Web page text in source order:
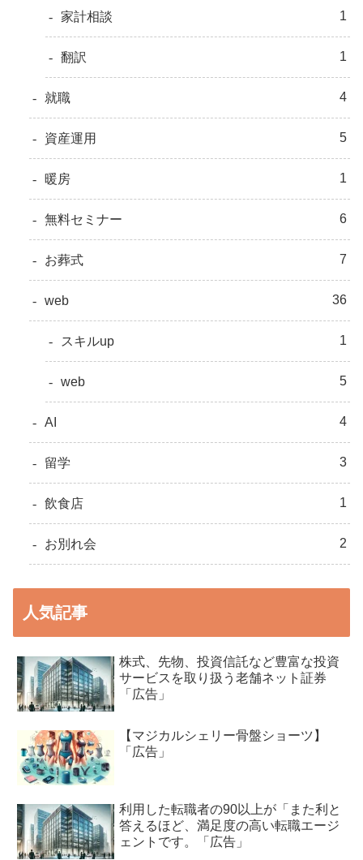
家計相談 1
翻訳 1
就職 4
資産運用 5
暖房 1
無料セミナー 6
お葬式 7
web 36
スキルup 1
web 5
AI 4
留学 3
飲食店 1
お別れ会 2
人気記事
株式、先物、投資信託など豊富な投資
サービスを取り扱う老舗ネット証券
「広告」
【マジカルシェリー骨盤ショーツ】
「広告」
利用した転職者の90以上が「また利と
答えるほど、満足度の高い転職エージ
ェントです。「広告」